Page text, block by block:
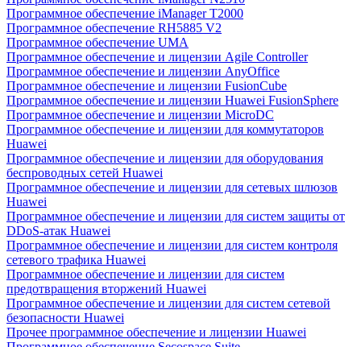
Программное обеспечение iManager T2000
Программное обеспечение RH5885 V2
Программное обеспечение UMA
Программное обеспечение и лицензии Agile Controller
Программное обеспечение и лицензии AnyOffice
Программное обеспечение и лицензии FusionCube
Программное обеспечение и лицензии Huawei FusionSphere
Программное обеспечение и лицензии MicroDC
Программное обеспечение и лицензии для коммутаторов
Huawei
Программное обеспечение и лицензии для оборудования
беспроводных сетей Huawei
Программное обеспечение и лицензии для сетевых шлюзов
Huawei
Программное обеспечение и лицензии для систем защиты от
DDoS-атак Huawei
Программное обеспечение и лицензии для систем контроля
сетевого трафика Huawei
Программное обеспечение и лицензии для систем
предотвращения вторжений Huawei
Программное обеспечение и лицензии для систем сетевой
безопасности Huawei
Прочее программное обеспечение и лицензии Huawei